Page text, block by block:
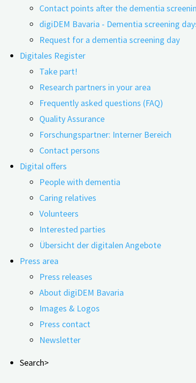
Contact points after the dementia
digiDEM Bavaria - Dementia screening
Request for a dementia screening day
Digitales Register
Take part!
Research partners in your area
Frequently asked questions (FAQ)
Quality Assurance
Forschungspartner: Interner Bereich
Contact persons
Digital offers
People with dementia
Caring relatives
Volunteers
Interested parties
Übersicht der digitalen Angebote
Press area
Press releases
About digiDEM Bavaria
Images & Logos
Press contact
Newsletter
Search>
24.04.2025 24.06.2026
Das Thema Gendiagnostik rückt immer
Veranlagung eine Rolle spielen kann. Doch
Ergebnissen um?
Unter Gendiagnostik versteht man grundsätzlich
Veranlagungen für bestimmte Krankheiten
gesucht, die eine Anhäufung von schädlichen
Wann können Gentests sinnvoll sein?
Allgemein unterscheidet man bei der Demenz